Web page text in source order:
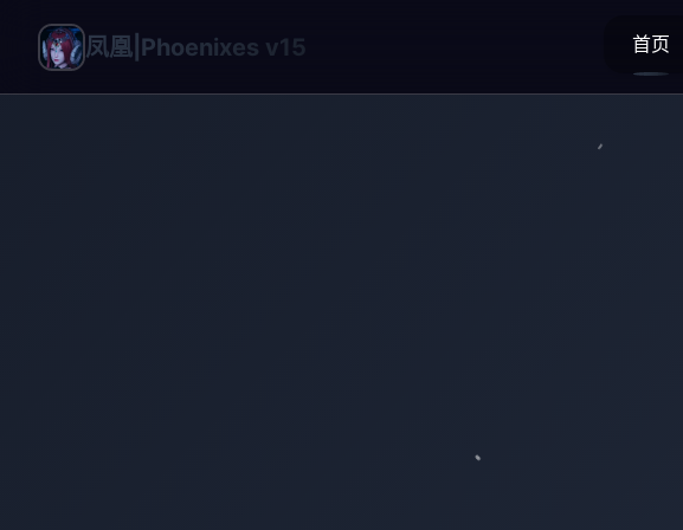
凤凰|Phoenixes v15 首页